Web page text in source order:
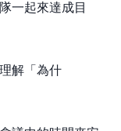
一起來達成目
解「為什